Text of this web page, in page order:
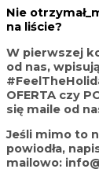
Nie
na liście?
W pierwszej
od nas,
OFERTA czy
się maile od
Jeśli mimo to
powiodła,
mailowo: